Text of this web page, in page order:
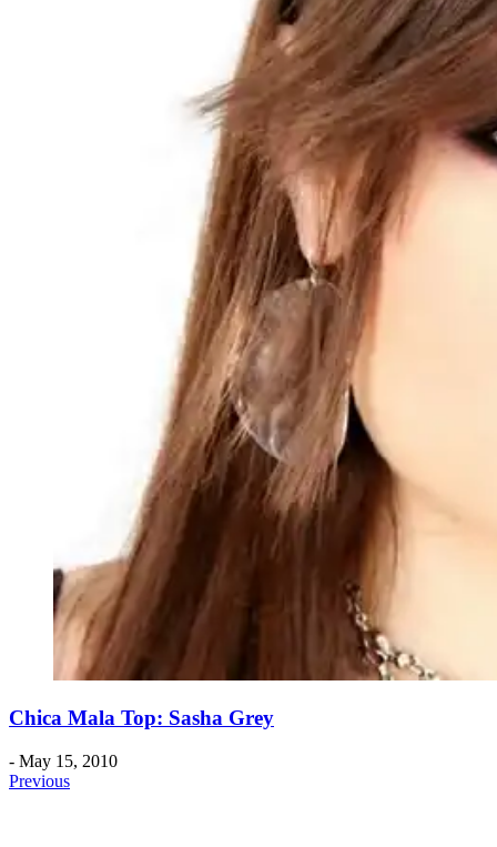
Chica Mala Top: Sasha Grey
- May 15, 2010
Previous